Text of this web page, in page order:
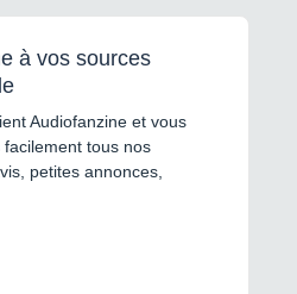
à vos sources
Audiofanzine et vous
tous nos
petites annonces,